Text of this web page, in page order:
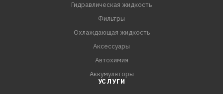
Гидравлическая жидкость
Фильтры
Охлаждающая жидкость
Аксессуары
Автохимия
Аккумуляторы
УСЛУГИ